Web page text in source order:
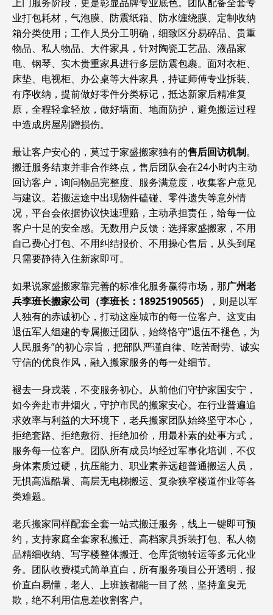
业打包耗材，气泡膜、防震纸箱、防水缠绕膜、定制收纳
箱分类使用；工作人员分工明确，细致区分易碎品、贵重
物品、私人物品、大件家具，针对陶瓷工艺品、液晶家
电、钢琴、实木贵重家具进行多层防震包裹。面对衣柜、
床垫、电视柜、办公桌等大件家具，持证师傅专业拆装、
有序收纳，提前做好零件分类标记，抵达新家后精准复
原，全程轻拿轻放，做好墙面、地面防护，避免搬运过程
中造成房屋剐蹭损伤。
最让客户安心的，莫过于家盛搬家独有的售后回访机制。
搬迁服务结束并非合作终点，售后团队会在24小时内主动
回访客户，询问物品完整度、服务满意度，收集客户意见
与建议。若搬运途中出现物件磕碰、零件遗失等意外情
况，平台会依据协议快速理赔，主动承担责任，给每一位
客户十足的安全感。无数用户反馈：选择家盛搬家，不用
自己费心打包、不用纠结报价、不用操心售后，从头到尾
只需要静待入住新家即可。
如果说家盛搬家靠完善的标准化服务赢得市场，那广州老
兵李班长搬家公司（李班长：18925190565）
，则是以军
人独有的赤诚初心，打动这座城市的每一位客户。这支由
退伍军人组建的专属搬迁团队，始终恪守“退伍不褪色，为
人民服务”的初心宗旨，把部队严谨自律、吃苦耐劳、诚实
守信的优良作风，融入搬家服务的每一处细节。
褪去一身戎装，不变服务初心。从前他们守护家国安宁，
如今奔赴市井烟火，守护市民的搬家安心。在行业普遍追
求效率与利益的大环境下，老兵搬家团队始终坚守本心，
拒绝套路、拒绝敷衍、拒绝加价，用最朴素的处事方式，
服务每一位客户。团队所有成员均经过军事化培训，不仅
身体素质过硬，抗压能力、职业素养远超普通搬运人员，
无惧高温酷暑、高层无电梯搬运、复杂狭窄楼道作业等各
类难题。
老兵搬家同样配套全套一站式搬迁服务，线上一键即可预
约，支持家庭全套家私搬迁、高档家具拆装打包、私人物
品精细收纳、写字楼整体搬迁、仓库货物转运等多元化业
务。团队收费模式简单直白，所有服务项目公开透明，报
价直白易懂，老人、上班族都能一目了然，坚持童叟无
欺，绝不利用信息差收割客户。